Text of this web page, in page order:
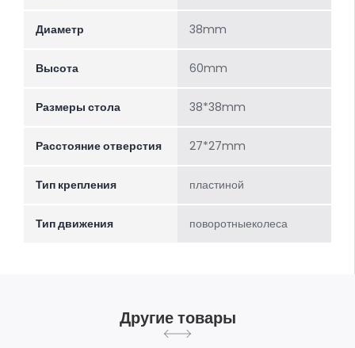
Диаметр 38mm
Высота 60mm
Размеры стола 38*38mm
Расстояние отверстия 27*27mm
Тип крепления пластиной
Тип движения поворотныеколеса
Другие товары